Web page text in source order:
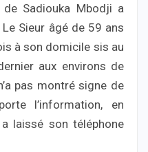
Sadiouka Mbodji a
Sieur âgé de 59 ans
à son domicile sis au
aux environs de
pas montré signe de
l’information, en
laissé son téléphone